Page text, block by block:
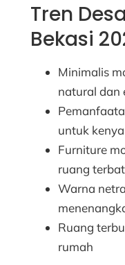
Tren
Bekasi
Minimalis
natural dan
untuk
Furniture
ruang
Warna
Ruang
rumah